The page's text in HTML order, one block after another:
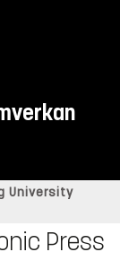
University
Press